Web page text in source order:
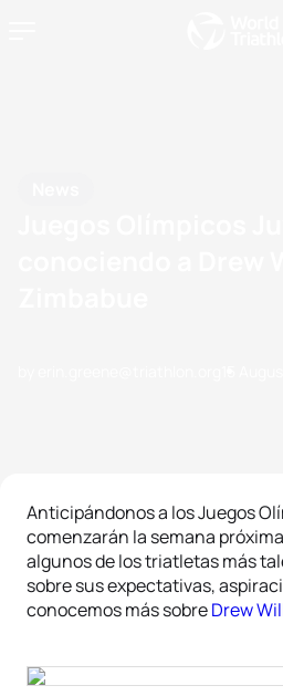
Anticipándonos a los Juegos
comenzarán la semana
algunos de los triatletas más
sobre sus expectativas,
conocemos más sobreDrew